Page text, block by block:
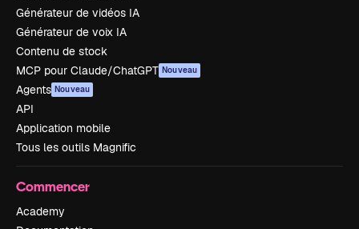
Générateur de vidéos IA
Générateur de voix IA
Contenu de stock
MCP pour Claude/ChatGPT Nouveau
Agents Nouveau
API
Application mobile
Tous les outils Magnific
Commencer
Academy